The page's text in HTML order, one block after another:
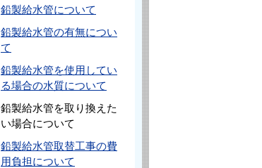
鉛製給水管について
鉛製給水管の有無につい
て
鉛製給水管を使用してい
る場合の水質について
鉛製給水管を取り換えた
い場合について
鉛製給水管取替工事の費
用負担について